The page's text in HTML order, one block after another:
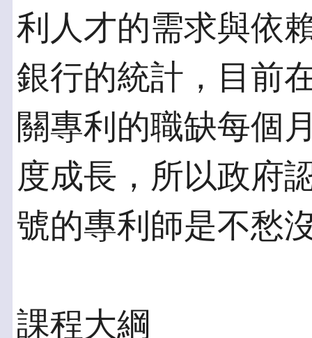
利人才的需求與依
銀行的統計，目前
關專利的職缺每個
度成長，所以政府
號的專利師是不愁
課程大綱